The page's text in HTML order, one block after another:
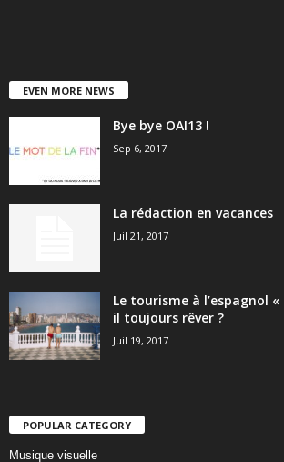
EVEN MORE NEWS
Bye bye OAI13 !
Sep 6, 2017
La rédaction en vacances
Juil 21, 2017
Le tourisme à l’espagnol
il toujours rêver ?
Juil 19, 2017
POPULAR CATEGORY
Musique visuelle